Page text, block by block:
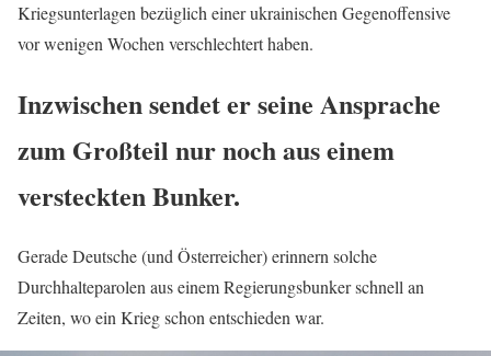
Kriegsunterlagen bezüglich einer ukrainischen Gegenoffensive
vor wenigen Wochen verschlechtert haben.
Inzwischen sendet er seine Ansprache
zum Großteil nur noch aus einem
versteckten Bunker.
Gerade Deutsche (und Österreicher) erinnern solche
Durchhalteparolen aus einem Regierungsbunker schnell an
Zeiten, wo ein Krieg schon entschieden war.